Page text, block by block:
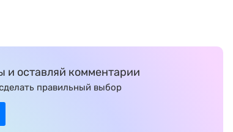
и оставляй комментарии
правильный выбор